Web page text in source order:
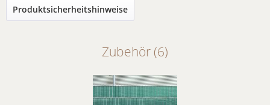
Produktsicherheitshinweise
Zubehör (6)